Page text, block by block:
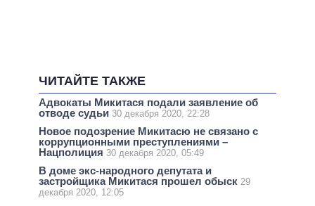
ЧИТАЙТЕ ТАКЖЕ
Адвокаты Микитася подали заявление об
отводе судьи 30 декабря 2020, 22:28
Новое подозрение Микитасю не связано с
коррупционными преступлениями –
Нацполиция 30 декабря 2020, 05:49
В доме экс-народного депутата и
застройщика Микитася прошел обыск 29
декабря 2020, 12:05